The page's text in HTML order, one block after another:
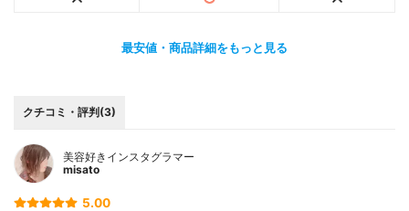
最安値・商品詳細をもっと見る
クチコミ・評判(3)
美容好きインスタグラマー
misato
5.00